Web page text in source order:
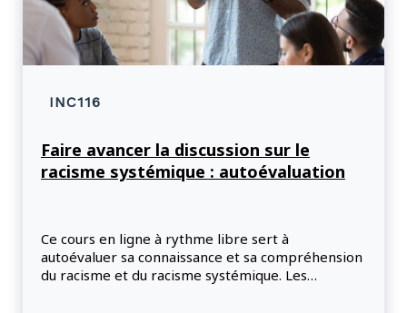
INC116
Faire avancer la discussion sur le
racisme systémique : autoévaluation
Ce cours en ligne à rythme libre sert à
autoévaluer sa connaissance et sa compréhension
du racisme et du racisme systémique. Les